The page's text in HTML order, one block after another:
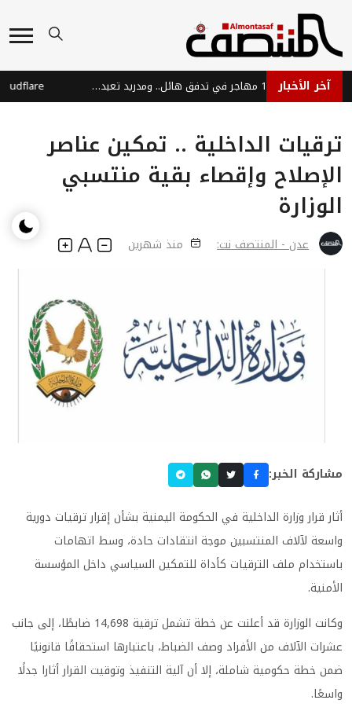
آخر الأخبار سبتة: مصرع 100 مهاجر في تدفق هائل.. ومدريد تعيد 70 ألفاً للمغرب
ترقيات الداخلية .. تمكين عناصر
الإصلاح وإقصاء بقية منتسبي
الوزارة
عدن - المنتصف نت: منذ شهرين
مشاركة الخبر:
أثار قرار وزارة الداخلية في الحكومة اليمنية بشأن إقرار ترقيات دورية
واسعة لآلاف المنتسبين موجة انتقادات حادة، وسط اتهامات
باستخدام ملف الترقيات كأداة للتمكين السياسي داخل المؤسسة
الأمنية.
وكانت الوزارة قد أعلنت عن خطة تشمل ترقية 14,698 ضابطًا، إلى جانب
عشرات الآلاف من الأفراد وصف الضباط، باعتبارها استحقاقًا قانونيًا
ضمن خطة حكومية شاملة، إلا أن آلية التنفيذ وتوقيت القرار أثارا جدلًا
واسعًا.